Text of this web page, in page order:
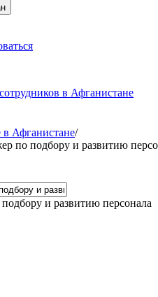
в Афганистане
в Афганистане/
по подбору и развитию
и развитию персонала